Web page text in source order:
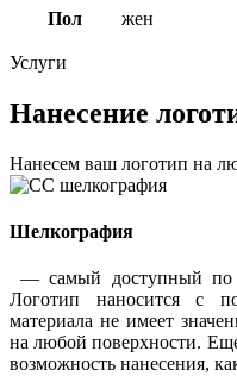
Пол жен
Услуги
Нанесение
Нанесем ваш логотип на
Шелкография
— самый доступный по
Логотип наносится с
материала не имеет
на любой поверхности.
возможность нанесения,